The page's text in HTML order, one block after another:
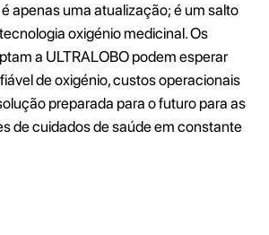
apenas uma atualização; é um salto
oxigénio medicinal. Os
a ULTRALOBO podem esperar
de oxigénio, custos operacionais
preparada para o futuro para as
de cuidados de saúde em constante